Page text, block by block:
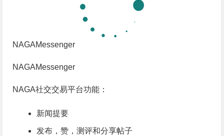
NAGAMessenger
NAGAMessenger
NAGA社交交易平台功能：
新闻提要
发布，赞，测评和分享帖子